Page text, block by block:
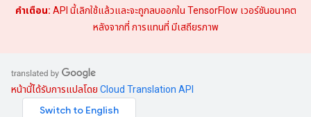
คำเตือน: API นี้เลิกใช้แล้วและจะถูกลบออกใน TensorFlow เวอร์ชันอนาคต
หลังจากที่ การแทนที่ มีเสถียรภาพ
หน้านี้ได้รับการแปลโดย Cloud Translation API